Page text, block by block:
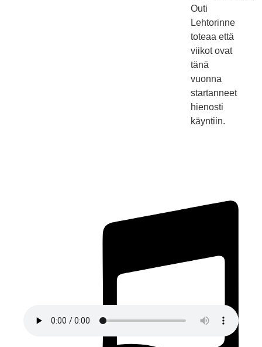
Outi
Lehtorinne
toteaa että
viikot ovat
tänä
vuonna
startanneet
hienosti
käyntiin.